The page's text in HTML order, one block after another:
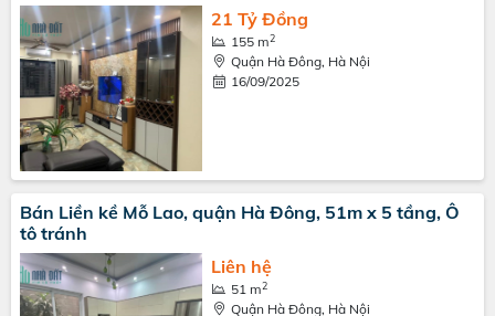
21 Tỷ Đồng
155 m2
Quận Hà Đông, Hà Nội
16/09/2025
Bán Liền kề Mỗ Lao, quận Hà Đông, 51m x 5 tầng, Ô
tô tránh
Liên hệ
51 m2
Quận Hà Đông, Hà Nội